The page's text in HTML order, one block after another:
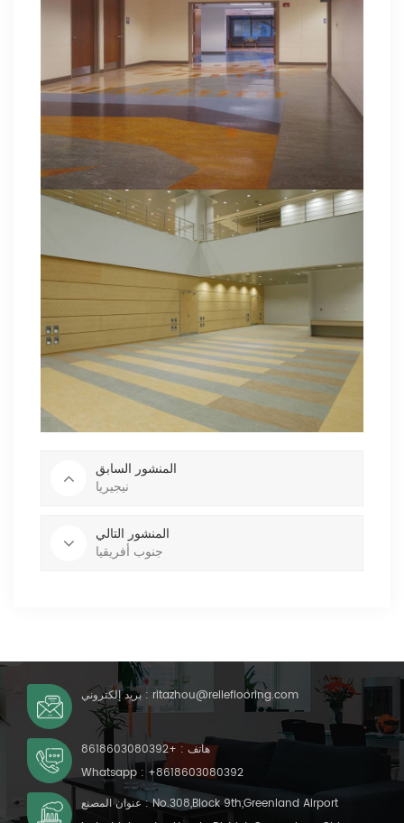
المنشور السابق
نيجيريا
المنشور التالي
جنوب أفريقيا
بريد إلكتروني : ritazhou@relleflooring.com
هاتف : +8618603080392
Whatsapp : +8618603080392
عنوان المصنع : No.308,Block 9th,Greenland Airport